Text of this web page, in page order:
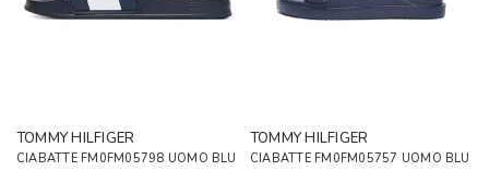
TOMMY HILFIGER
CIABATTE FM0FM05798 UOMO BLU
TOMMY HILFIGER
CIABATTE FM0FM05757 UOMO BLU